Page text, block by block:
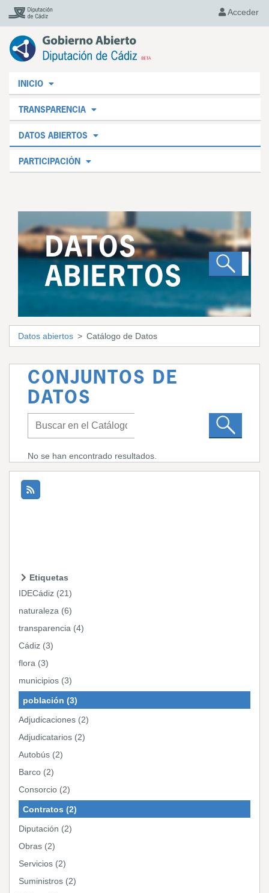
Acceder
INICIO
TRANSPARENCIA
DATOS ABIERTOS
PARTICIPACIÓN
DATOS
ABIERTOS
Datos abiertos Catálogo de Datos
CONJUNTOS DE
DATOS
No se han encontrado resultados.
Etiquetas
IDECádiz (21)
naturaleza (6)
transparencia (4)
Cádiz (3)
flora (3)
municipios (3)
población (3)
Adjudicaciones (2)
Adjudicatarios (2)
Autobús (2)
Barco (2)
Consorcio (2)
Contratos (2)
Diputación (2)
Obras (2)
Servicios (2)
Suministros (2)